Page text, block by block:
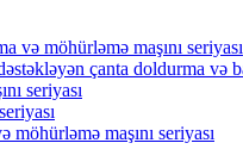
və möhürləmə maşını seriyası
çanta doldurma və
seriyası
maşını seriyası